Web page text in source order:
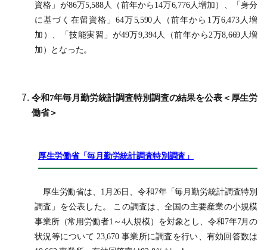
資格」が86万5,588人（前年から14万6,776人増加）、「身分
に基づく在留資格」64万5,590人（前年から1万6,473人増
加）、「技能実習」が49万9,394人（前年から2万8,669人増
加）となった。
令和7年毎月勤労統計調査特別調査の結果を公表＜厚生労
働省＞
厚生労働省「毎月勤労統計調査特別調査」
厚生労働省は、1月26日、令和7年「毎月勤労統計調査特別
調査」を公表した。 この調査は、全国の主要産業の小規模
事業所（常用労働者1～4人規模）を対象とし、令和7年7月の
状況等について 23,670 事業所に調査を行い、有効回答数は